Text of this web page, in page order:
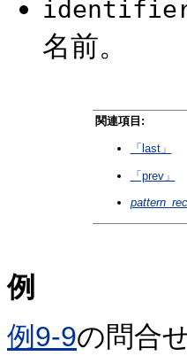
名前。
関連項目:
「last」
「prev」
例
例9-9の問合